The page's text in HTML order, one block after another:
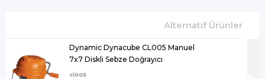
Dynamic Dynacube CL005 Manuel
7x7 Diskli Sebze Doğrayıcı
cl005